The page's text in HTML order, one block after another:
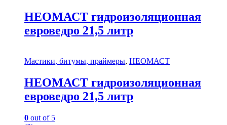
НЕОМАСТ гидроизоляционная
евроведро 21,5 литр
Мастики, битумы, праймеры, НЕОМАСТ
НЕОМАСТ гидроизоляционная
евроведро 21,5 литр
0 out of 5